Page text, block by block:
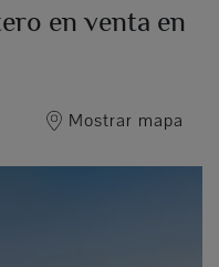
en venta en
Mostrar mapa